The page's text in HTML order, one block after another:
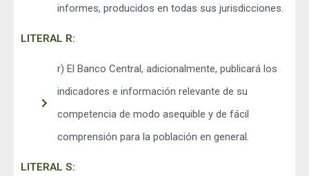
informes, producidos en todas sus jurisdicciones.
LITERAL R:
r) El Banco Central, adicionalmente, publicará los
indicadores e información relevante de su
competencia de modo asequible y de fácil
comprensión para la población en general.
LITERAL S: